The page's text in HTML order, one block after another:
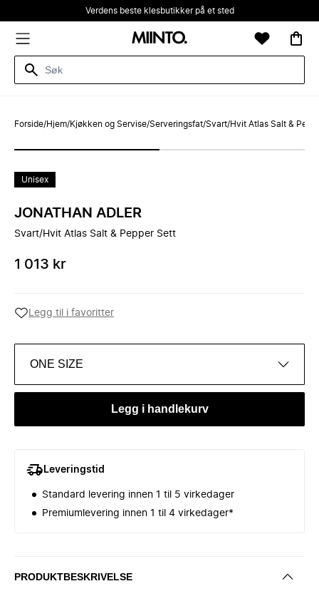
Verdens beste klesbutikker på et sted
Forside/Hjem/Kjøkken og Servise/Serveringsfat/Svart/Hvit Atlas Salt &
Unisex
JONATHAN ADLER
Svart/Hvit Atlas Salt & Pepper Sett
1 013 kr
Legg til i favoritter
ONE SIZE
Legg i handlekurv
Leveringstid
Standard levering innen 1 til 5 virkedager
Premiumlevering innen 1 til 4 virkedager*
PRODUKTBESKRIVELSE